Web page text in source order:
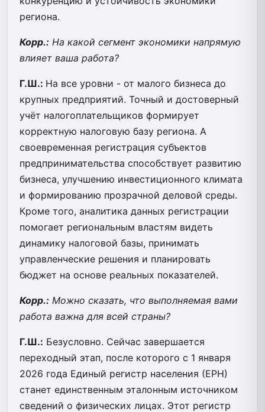
региона.
Корр.: На какой сегмент экономики напрямую
влияет ваша работа?
Г.Ш.: На все уровни - от малого бизнеса до
крупных предприятий. Точный и достоверный
учёт налогоплательщиков формирует
корректную налоговую базу региона. А
своевременная регистрация субъектов
предпринимательства способствует развитию
бизнеса, улучшению инвестиционного климата
и формированию прозрачной деловой среды.
Кроме того, аналитика данных регистрации
помогает региональным властям видеть
динамику налоговой базы, принимать
управленческие решения и планировать
бюджет на основе реальных показателей.
Корр.: Можно сказать, что выполняемая вами
работа важна для всей страны?
Г.Ш.: Безусловно. Сейчас завершается
переходный этап, после которого с 1 января
2026 года Единый регистр населения (ЕРН)
станет единственным эталонным источником
сведений о физических лицах. Этот регистр